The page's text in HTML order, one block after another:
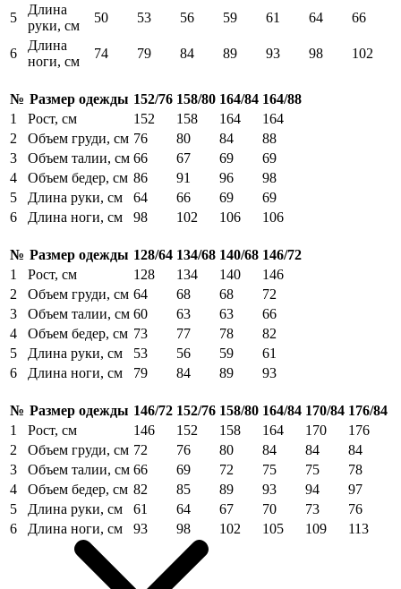
5
Длина
руки, см
50 53 56 59 61 64 66
6
Длина
ноги, см
74 79 84 89 93 98 102
№ Размер одежды 152/76 158/80 164/84 164/88
1
Рост, см 152 158 164
164
2
Объем груди, см 76 80 84
88
3
Объем талии, см 66 67 69
69
4
Объем бедер, см 86 91 96
98
5
Длина руки, см 64 66 69
69
6
Длина ноги, см 98 102 106 106
№ Размер одежды 128/64 134/68 140/68 146/72
1
Рост, см 128 134 140
146
2
Объем груди, см 64 68 68
72
3
Объем талии, см 60 63 63
66
4
Объем бедер, см 73 77 78
82
5
Длина руки, см 53 56 59
61
6
Длина ноги, см 79 84 89 93
№ Размер одежды 146/72 152/76 158/80 164/84 170/84 176/84
1
Рост, см 146 152 158 164 170
176
2
Объем груди, см 72 76 80 84 84
84
3
Объем талии, см 66 69 72 75 75
78
4
Объем бедер, см 82 85 89 93 94
97
5
Длина руки, см 61 64 67 70 73
76
6
Длина ноги, см 93 98 102 105 109 113